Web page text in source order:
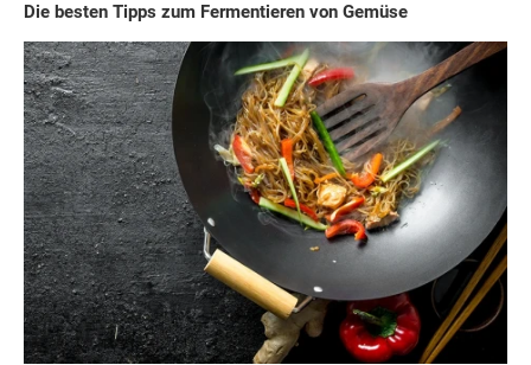
Die besten Tipps zum Fermentieren von Gemüse